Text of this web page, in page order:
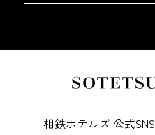
相鉄ホテルズ 公式SNS